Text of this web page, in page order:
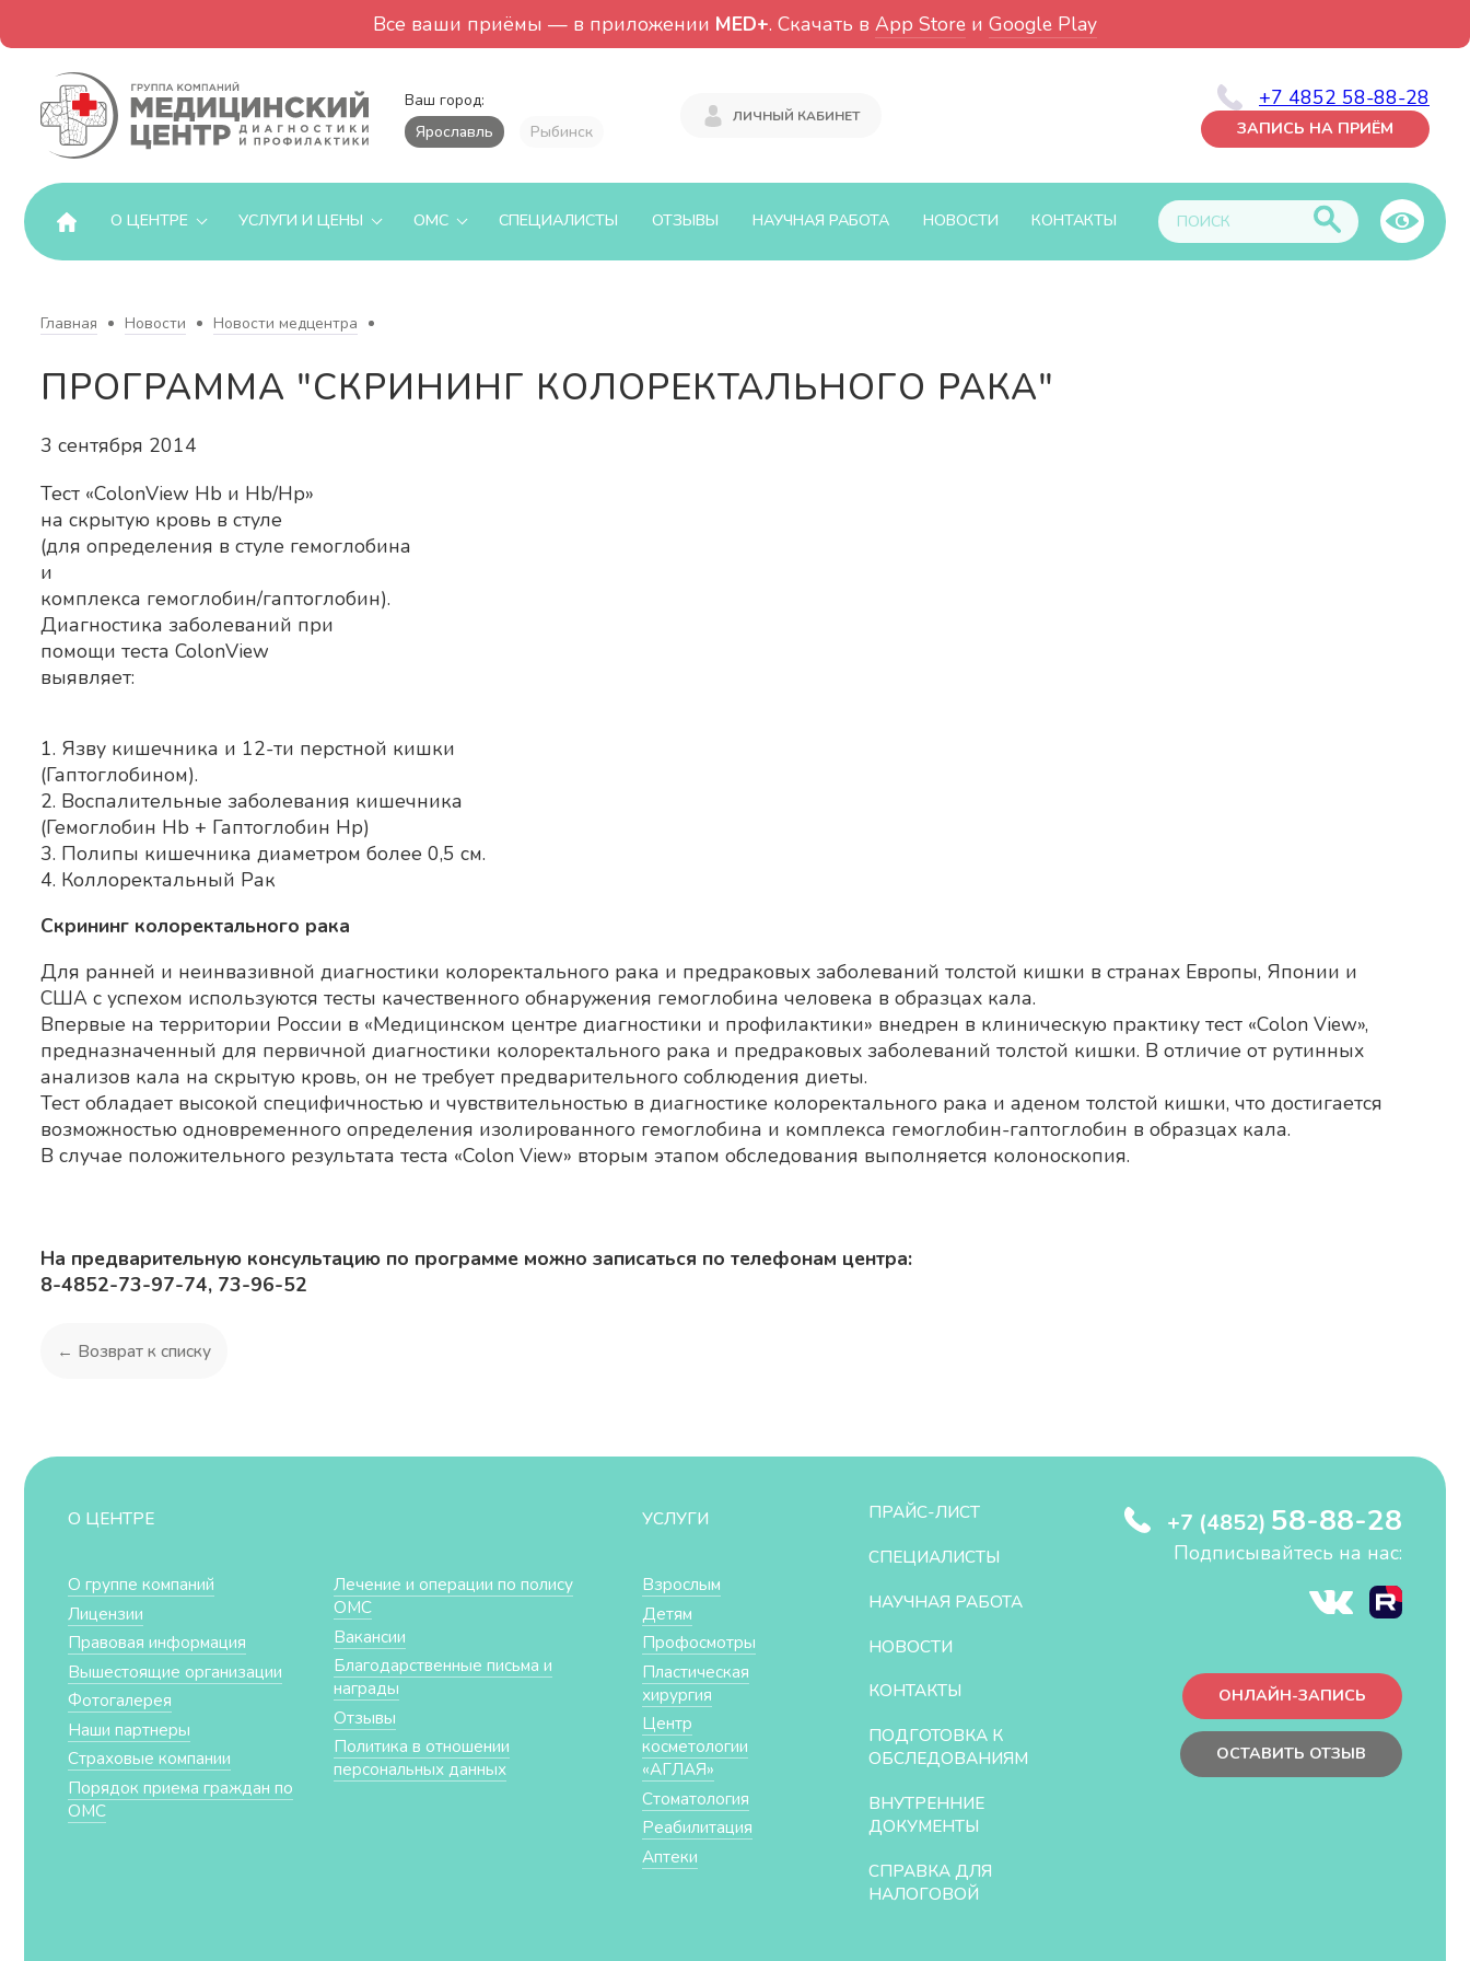
Все ваши приёмы — в приложении MED+. Скачать в App Store и Google Play
Ваш город:
Ярославль
Рыбинск
ЛИЧНЫЙ КАБИНЕТ
+7 4852 58-88-28
ЗАПИСЬ НА ПРИЁМ
О ЦЕНТРЕ УСЛУГИ И ЦЕНЫ ОМС СПЕЦИАЛИСТЫ ОТЗЫВЫ НАУЧНАЯ РАБОТА НОВОСТИ КОНТАКТЫ
Главная Новости Новости медцентра
ПРОГРАММА "СКРИНИНГ КОЛОРЕКТАЛЬНОГО РАКА"
3 сентября 2014
Тест «СolonView Hb и Hb/Hp»
на скрытую кровь в стуле
(для определения в стуле гемоглобина
и
комплекса гемоглобин/гаптоглобин).
Диагностика заболеваний при
помощи теста ColonView
выявляет:
1. Язву кишечника и 12-ти перстной кишки
(Гаптоглобином).
2. Воспалительные заболевания кишечника
(Гемоглобин Hb + Гаптоглобин Hp)
3. Полипы кишечника диаметром более 0,5 см.
4. Коллоректальный Рак
Скрининг колоректального рака
Для ранней и неинвазивной диагностики колоректального рака и предраковых заболеваний толстой кишки в странах Европы, Японии и
США с успехом используются тесты качественного обнаружения гемоглобина человека в образцах кала.
Впервые на территории России в «Медицинском центре диагностики и профилактики» внедрен в клиническую практику тест «Сolon View»,
предназначенный для первичной диагностики колоректального рака и предраковых заболеваний толстой кишки. В отличие от рутинных
анализов кала на скрытую кровь, он не требует предварительного соблюдения диеты.
Тест обладает высокой специфичностью и чувствительностью в диагностике колоректального рака и аденом толстой кишки, что достигается
возможностью одновременного определения изолированного гемоглобина и комплекса гемоглобин-гаптоглобин в образцах кала.
В случае положительного результата теста «Сolon View» вторым этапом обследования выполняется колоноскопия.
На предварительную консультацию по программе можно записаться по телефонам центра:
8-4852-73-97-74, 73-96-52
← Возврат к списку
О ЦЕНТРЕ
О группе компаний
Лицензии
Правовая информация
Вышестоящие организации
Фотогалерея
Наши партнеры
Страховые компании
Порядок приема граждан по
ОМС
Лечение и операции по полису
ОМС
Вакансии
Благодарственные письма и
награды
Отзывы
Политика в отношении
персональных данных
УСЛУГИ
Взрослым
Детям
Профосмотры
Пластическая
хирургия
Центр
косметологии
«АГЛАЯ»
Стоматология
Реабилитация
Аптеки
ПРАЙС-ЛИСТ
СПЕЦИАЛИСТЫ
НАУЧНАЯ РАБОТА
НОВОСТИ
КОНТАКТЫ
ПОДГОТОВКА К
ОБСЛЕДОВАНИЯМ
ВНУТРЕННИЕ
ДОКУМЕНТЫ
СПРАВКА ДЛЯ
НАЛОГОВОЙ
+7 (4852) 58-88-28
Подписывайтесь на нас:
ОНЛАЙН-ЗАПИСЬ
ОСТАВИТЬ ОТЗЫВ